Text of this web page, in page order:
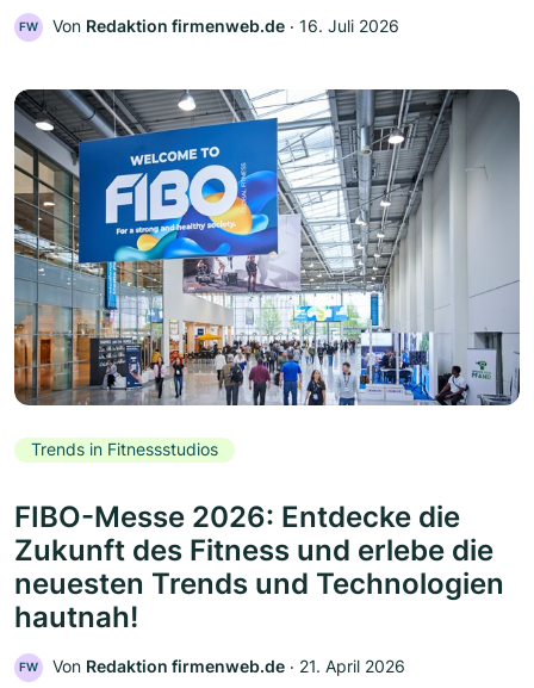
FW Von Redaktion firmenweb.de ‧ 16. Juli 2026
Trends in Fitnessstudios
FIBO-Messe 2026: Entdecke die
Zukunft des Fitness und erlebe die
neuesten Trends und Technologien
hautnah!
FW Von Redaktion firmenweb.de ‧ 21. April 2026